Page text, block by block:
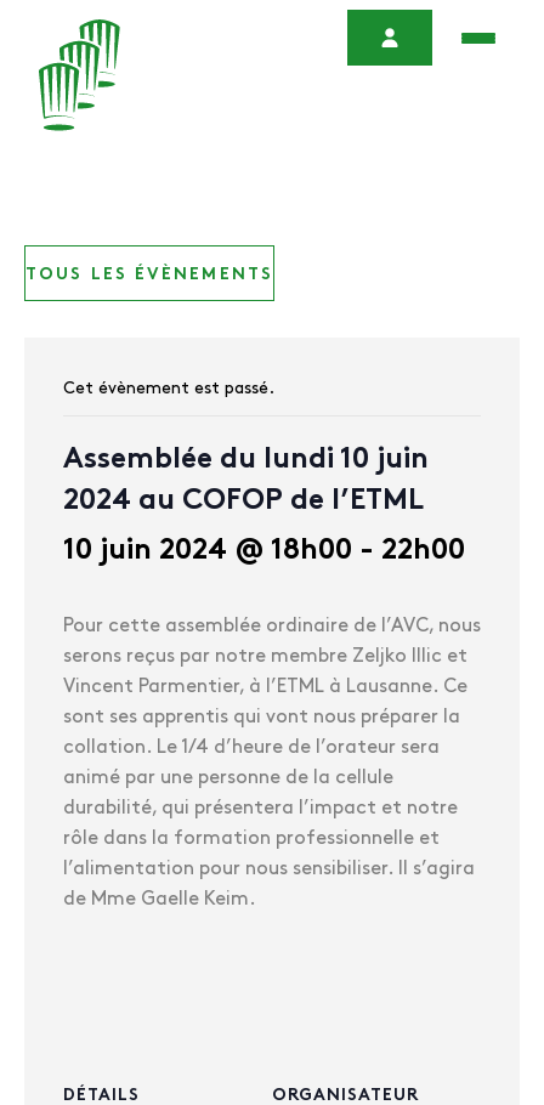
TOUS LES ÉVÈNEMENTS
Cet évènement est passé.
Assemblée du lundi 10 juin
2024 au COFOP de l’ETML
10 juin 2024 @ 18h00 - 22h00
Pour cette assemblée ordinaire de l’AVC, nous
serons reçus par notre membre Zeljko Illic et
Vincent Parmentier, à l’ETML à Lausanne. Ce
sont ses apprentis qui vont nous préparer la
collation. Le 1/4 d’heure de l’orateur sera
animé par une personne de la cellule
durabilité, qui présentera l’impact et notre
rôle dans la formation professionnelle et
l’alimentation pour nous sensibiliser. Il s’agira
de Mme Gaelle Keim.
DÉTAILS ORGANISATEUR